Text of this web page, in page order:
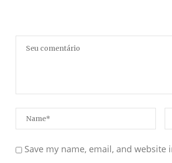
Save my name, email, and